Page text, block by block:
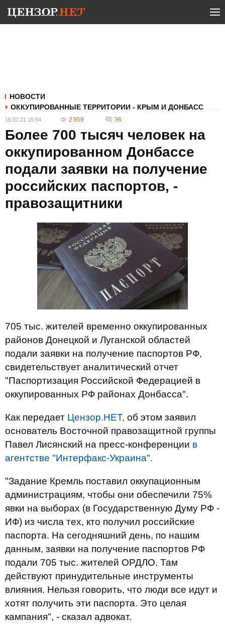
НОВОСТИ
ОККУПИРОВАННЫЕ ТЕРРИТОРИИ - КРЫМ И ДОНБАСС
16.07.21 15:54 2 959 36
Более 700 тысяч человек на
оккупированном Донбассе
подали заявки на получение
российских паспортов, -
правозащитники
705 тыс. жителей временно оккупированных
районов Донецкой и Луганской областей
подали заявки на получение паспортов РФ,
свидетельствует аналитический отчет
"Паспортизация Российской Федерацией в
оккупированных РФ районах Донбасса".
Как передает Цензор.НЕТ, об этом заявил
основатель Восточной правозащитной группы
Павел Лисянский на пресс-конференции в
агентстве "Интерфакс-Украина".
"Задание Кремль поставил оккупационным
администрациям, чтобы они обеспечили 75%
явки на выборах (в Государственную Думу РФ -
ИФ) из числа тех, кто получил российские
паспорта. На сегодняшний день, по нашим
данным, заявки на получение паспортов РФ
подали 705 тыс. жителей ОРДЛО. Там
действуют принудительные инструменты
влияния. Нельзя говорить, что люди все идут и
хотят получить эти паспорта. Это целая
кампания", - сказал адвокат.